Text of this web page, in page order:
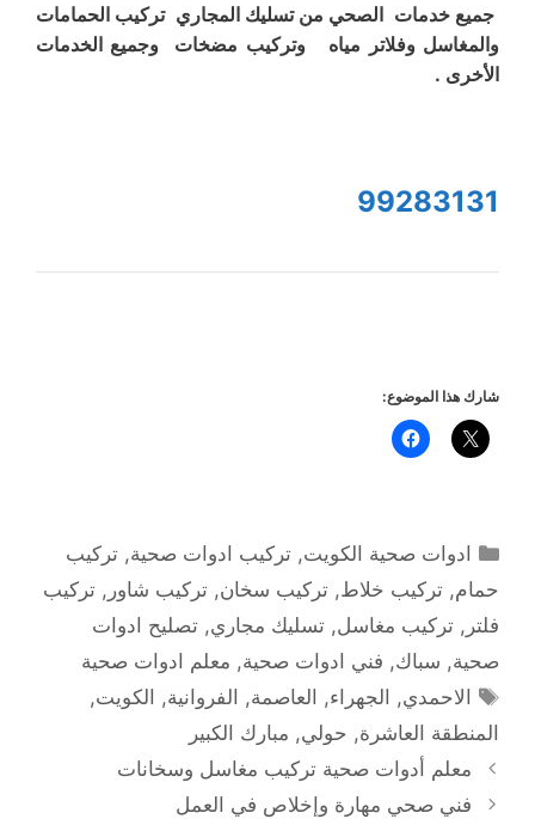
جميع خدمات الصحي من تسليك المجاري تركيب الحمامات
والمغاسل وفلاتر مياه وتركيب مضخات وجميع الخدمات
الأخرى .
99283131
شارك هذا الموضوع:
التصنيفات
ادوات صحية الكويت,تركيب ادوات صحية,تركيب
حمام, تركيب خلاط, تركيب سخان, تركيب شاور , تركيب
فلتر , تركيب مغاسل, تسليك مجاري, تصليح ادوات
صحية, سباك, فني ادوات صحية, معلم ادوات صحية
الوسوم
الاحمدي, الجهراء, العاصمة, الفروانية, الكويت,
المنطقة العاشرة, حولي, مبارك الكبير
معلم أدوات صحية تركيب مغاسل وسخانات
فني صحي مهارة وإخلاص في العمل